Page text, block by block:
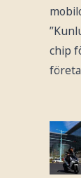
chip